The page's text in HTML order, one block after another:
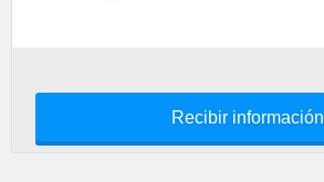
Recibir información